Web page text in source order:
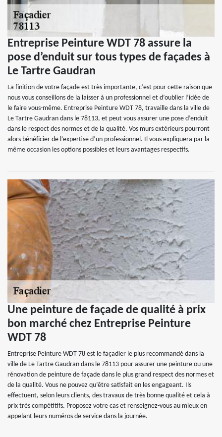
Entreprise Peinture WDT 78 assure la
pose d’enduit sur tous types de façades à
Le Tartre Gaudran
La finition de votre façade est très importante, c’est pour cette raison que
nous vous conseillons de la laisser à un professionnel et d’oublier l’idée de
le faire vous-même. Entreprise Peinture WDT 78, travaille dans la ville de
Le Tartre Gaudran dans le 78113, et peut vous assurer une pose d’enduit
dans le respect des normes et de la qualité. Vos murs extérieurs pourront
alors bénéficier de l’expertise d’un professionnel. Il vous expliquera par la
même occasion les options possibles et leurs avantages respectifs.
Une peinture de façade de qualité à prix
bon marché chez Entreprise Peinture
WDT 78
Entreprise Peinture WDT 78 est le façadier le plus recommandé dans la
ville de Le Tartre Gaudran dans le 78113 pour assurer une peinture ou une
rénovation de peinture de façade dans le plus grand respect des normes et
de la qualité. Vous ne pouvez qu’être satisfait en les engageant. Ils
effectuent, selon leurs clients, des travaux de très bonne qualité et cela à
prix très compétitifs. Proposez votre cas et renseignez-vous au mieux en
appelant leurs numéros de service dans la journée.